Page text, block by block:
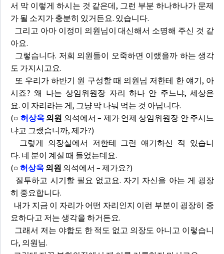
서 막 이렇게 하시는 것 같은데, 그런 부분 하나하나가 문제
가 될 소지가 충분히 있거든요. 있습니다.
그리고 아마 이정미 의원님이 대신해서 소명해 주신 것 같
아요.
그렇습니다. 저희 의원들이 오죽하면 이랬을까 하는 생각
도 가지시고요.
또 우리가 하반기 원 구성할 때 의원님 저한테 한 얘기, 아
시죠? 왜 나는 상임위원장 자리 하나 안 주느냐, 세상은
요. 이 자리라는 게, 그냥 막 나눠 먹는 것 아닙니다.
(○허상욱 의원 의석에서 – 제가 언제 상임위원장 안 주시느
냐고 그랬습니까, 제가?)
그렇게 의장실에서 저한테 그런 얘기하신 적 있습니
다. 네 분이 계실 때 들었는데요.
(○ 허상욱 의원 의석에서 – 제가요?)
질투하고 시기할 필요 없고요. 자기 자신을 아는 게 굉장
히 중요합니다.
내가 지금 이 자리가 어떤 자리인지 이런 부분이 굉장히 중
요하다고 저는 생각을 하거든요.
그래서 저는 야합도 한 적도 없고 의장도 아니고 이렇습니
다, 의원님.